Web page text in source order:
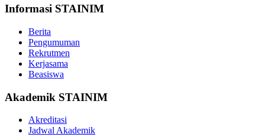
Informasi STAINIM
Berita
Pengumuman
Rekrutmen
Kerjasama
Beasiswa
Akademik STAINIM
Akreditasi
Jadwal Akademik